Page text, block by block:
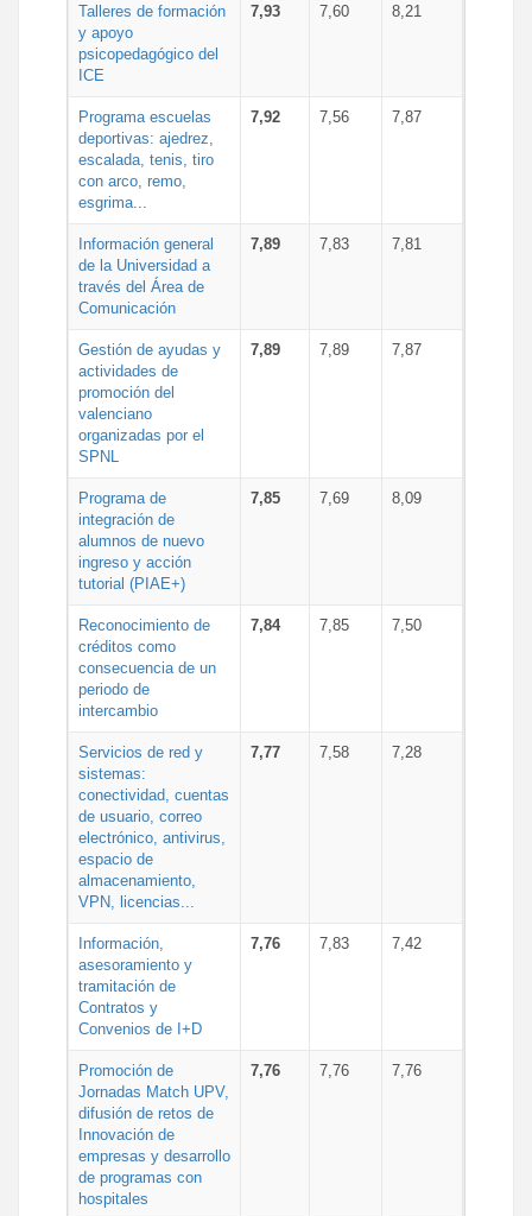
Talleres de formación
y apoyo
psicopedagógico del
ICE
7,93 7,60 8,21
Programa escuelas
deportivas: ajedrez,
escalada, tenis, tiro
con arco, remo,
esgrima...
7,92 7,56 7,87
Información general
de la Universidad a
través del Área de
Comunicación
7,89 7,83 7,81
Gestión de ayudas y
actividades de
promoción del
valenciano
organizadas por el
SPNL
7,89 7,89 7,87
Programa de
integración de
alumnos de nuevo
ingreso y acción
tutorial (PIAE+)
7,85 7,69 8,09
Reconocimiento de
créditos como
consecuencia de un
periodo de
intercambio
7,84 7,85 7,50
Servicios de red y
sistemas:
conectividad, cuentas
de usuario, correo
electrónico, antivirus,
espacio de
almacenamiento,
VPN, licencias...
7,77 7,58 7,28
Información,
asesoramiento y
tramitación de
Contratos y
Convenios de I+D
7,76 7,83 7,42
Promoción de
Jornadas Match UPV,
difusión de retos de
Innovación de
empresas y desarrollo
de programas con
hospitales
7,76 7,76 7,76